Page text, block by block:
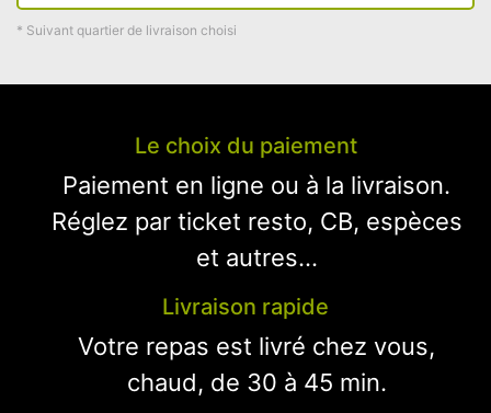
* Suivant quartier de livraison choisi
Le choix du paiement
Paiement en ligne ou à la livraison.
Réglez par ticket resto, CB, espèces
et autres...
Livraison rapide
Votre repas est livré chez vous,
chaud, de 30 à 45 min.